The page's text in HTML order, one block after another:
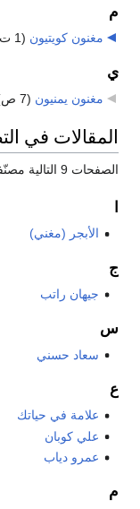
م
مغنون كويتيون (1 ت، 13 ص)
ي
مغنون يمنيون (7 ص)
المقالات في
الصفحات 9 التالية مصنّفة بهذا التصنيف، من إجمالي 9.
الأبجر (مغني)
ج
جيهان راتب
س
سعاد حسني
ع
علامة في حياتك
علي كوبان
عمرو دياب
م